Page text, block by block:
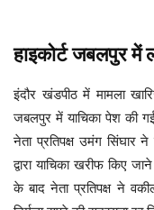
हाइकोर्ट जबलपुर में
इंदौर खंडपीठ में मामला
जबलपुर में याचिका पेश की
नेता प्रतिपक्ष उमंग सिंघार
द्वारा याचिका खरीफ किए
के बाद नेता प्रतिपक्ष ने